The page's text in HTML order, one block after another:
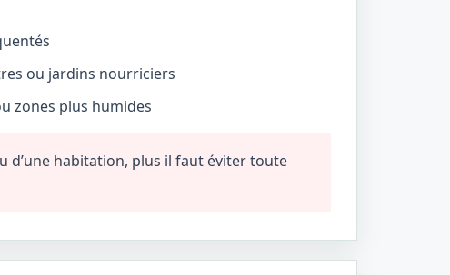
ou jardins nourriciers
zones plus humides
d’une habitation, plus il faut éviter toute